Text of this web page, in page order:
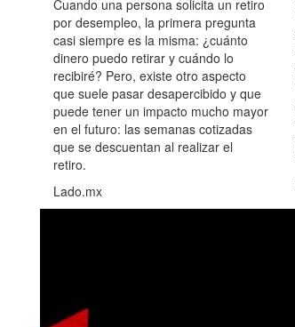
Cuando una persona solicita un retiro
por desempleo, la primera pregunta
casi siempre es la misma: ¿cuánto
dinero puedo retirar y cuándo lo
recibiré? Pero, existe otro aspecto
que suele pasar desapercibido y que
puede tener un impacto mucho mayor
en el futuro: las semanas cotizadas
que se descuentan al realizar el
retiro.
Lado.mx